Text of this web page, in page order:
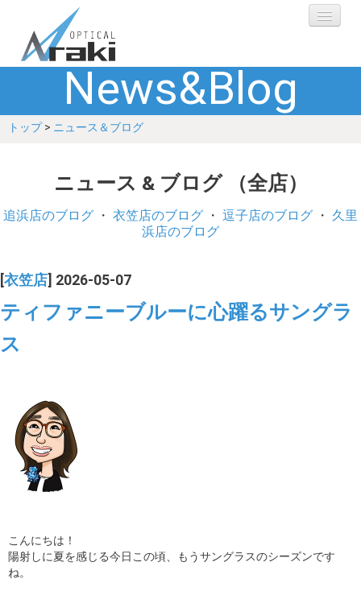
選ばれる理由
ブランド
補聴器
コラム
ブログ
News&Blog
トップ> ニュース＆ブログ
ニュース & ブログ （全店）
追浜店のブログ ・ 衣笠店のブログ ・ 逗子店のブログ ・ 久里
浜店のブログ
衣笠店 ] 2026-05-07
ティファニーブルーに心躍るサングラ
ス
こんにちは！
陽射しに夏を感じる今日この頃、もうサングラスのシーズンです
ね。